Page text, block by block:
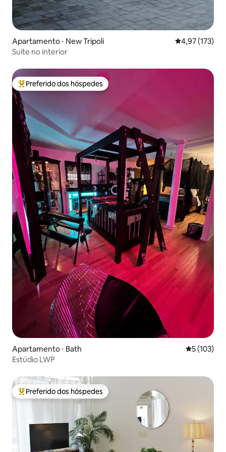
Apartamento ⋅ New Tripoli 4,97 de uma
4,97 (173)
Suíte no interior
Entre os melhores preferidos dos hóspedes
Preferido dos hóspedes
Apartamento ⋅ Bath 5 de uma
5 (103)
Estúdio LWP
Entre os melhores preferidos dos hóspedes
Preferido dos hóspedes